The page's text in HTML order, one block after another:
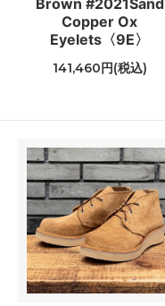
Copper Ox
Eyelets〈9E〉
141,460円(税込)